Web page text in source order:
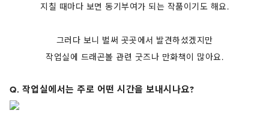
지칠 때마다 보면 동기부여가 되는 작품이기도 해요.
그러다 보니 벌써 곳곳에서 발견하셨겠지만
작업실에 드래곤볼 관련 굿즈나 만화책이 많아요.
Q. 작업실에서는 주로 어떤 시간을 보내시나요?